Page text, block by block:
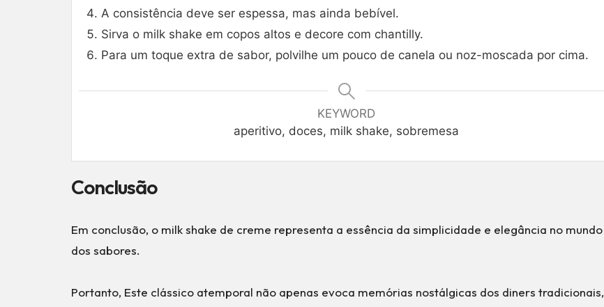
A consistência deve ser espessa, mas ainda bebível.
Sirva o milk shake em copos altos e decore com chantilly.
Para um toque extra de sabor, polvilhe um pouco de canela ou noz-moscada por cima.
KEYWORD
aperitivo, doces, milk shake, sobremesa
Conclusão
Em conclusão, o milk shake de creme representa a essência da simplicidade e elegância no mundo
dos sabores.
Portanto, Este clássico atemporal não apenas evoca memórias nostálgicas dos diners tradicionais,